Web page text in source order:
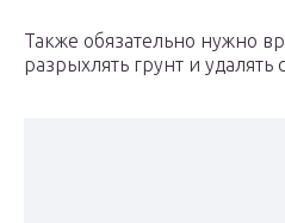
Также обязательно нужно
разрыхлять грунт и удалять